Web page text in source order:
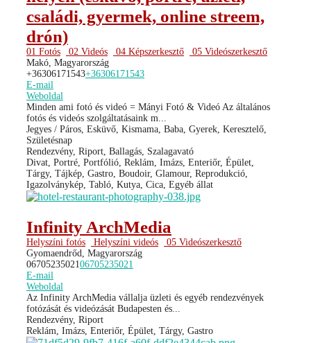
családi, gyermek, online streem,
drón)
01 Fotós 02 Videós 04 Képszerkesztő
05 Videószerkesztő
Makó, Magyarország
+36306171543+36306171543
E-mail
Weboldal
Minden ami fotó és videó = Mányi Fotó & Videó Az általános
fotós és videós szolgáltatásaink m...
Jegyes / Páros, Esküvő, Kismama, Baba, Gyerek, Keresztelő,
Születésnap
Rendezvény, Riport, Ballagás, Szalagavató
Divat, Portré, Portfólió, Reklám, Imázs, Enteriőr, Épület,
Tárgy, Tájkép, Gastro, Boudoir, Glamour, Reprodukció,
Igazolványkép, Tabló, Kutya, Cica, Egyéb állat
Infinity ArchMedia
Helyszíni fotós Helyszíni videós
05 Videószerkesztő
Gyomaendrőd, Magyarország
06705235021 06705235021
E-mail
Weboldal
Az Infinity ArchMedia vállalja üzleti és egyéb rendezvények
fotózását és videózását Budapesten és...
Rendezvény, Riport
Reklám, Imázs, Enteriőr, Épület, Tárgy, Gastro